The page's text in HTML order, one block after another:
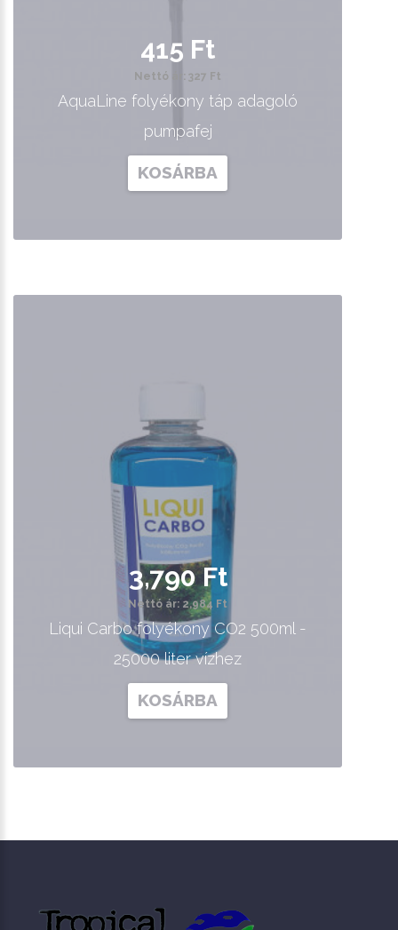
415 Ft
Nettó ár: 327 Ft
AquaLine folyékony táp adagoló
pumpafej
KOSÁRBA
3,790 Ft
Nettó ár: 2,984 Ft
Liqui Carbo folyékony CO2 500ml -
25000 liter vízhez
KOSÁRBA